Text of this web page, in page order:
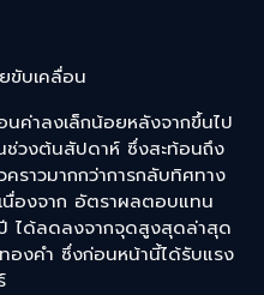
ขับเคลื่อน
ค่าลงเล็กน้อยหลังจากขึ้นไป
ช่วงต้นสัปดาห์ ซึ่งสะท้อนถึง
ราวมากกว่าการกลับทิศทาง
นื่องจาก อัตราผลตอบแทน
ได้ลดลงจากจุดสูงสุดล่าสุด
องคำ ซึ่งก่อนหน้านี้ได้รับแรง